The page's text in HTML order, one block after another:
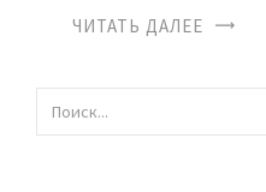
ЧИТАТЬ ДАЛЕЕ